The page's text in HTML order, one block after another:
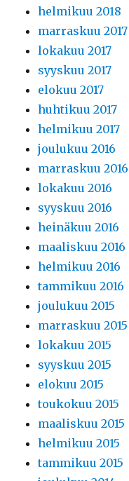
helmikuu 2018
marraskuu 2017
lokakuu 2017
syyskuu 2017
elokuu 2017
huhtikuu 2017
helmikuu 2017
joulukuu 2016
marraskuu 2016
lokakuu 2016
syyskuu 2016
heinäkuu 2016
maaliskuu 2016
helmikuu 2016
tammikuu 2016
joulukuu 2015
marraskuu 2015
lokakuu 2015
syyskuu 2015
elokuu 2015
toukokuu 2015
maaliskuu 2015
helmikuu 2015
tammikuu 2015